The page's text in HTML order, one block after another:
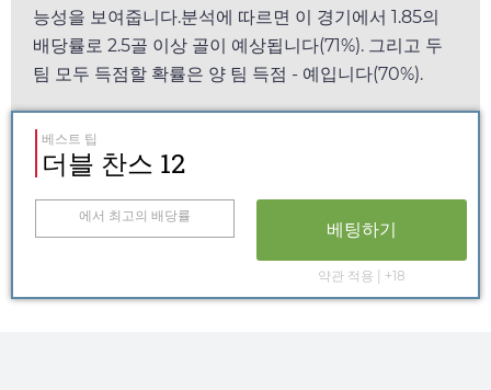
능성을 보여줍니다.분석에 따르면 이 경기에서 1.85의
배당률로 2.5골 이상 골이 예상됩니다(71%). 그리고 두
팀 모두 득점할 확률은 양 팀 득점 - 예입니다(70%).
베스트 팁
더블 찬스 12
에서 최고의 배당률
베팅하기
약관 적용 | +18